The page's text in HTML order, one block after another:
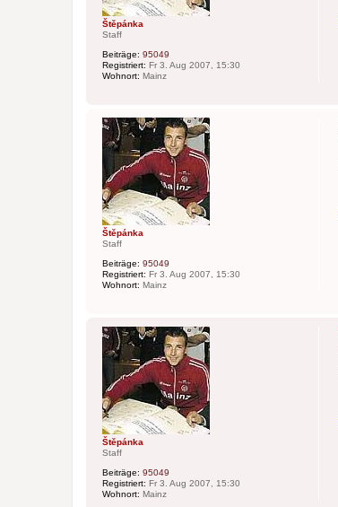
Štěpánka
Staff
Beiträge: 95049
Registriert: Fr 3. Aug 2007, 15:30
Wohnort: Mainz
Štěpánka
Staff
Beiträge: 95049
Registriert: Fr 3. Aug 2007, 15:30
Wohnort: Mainz
Štěpánka
Staff
Beiträge: 95049
Registriert: Fr 3. Aug 2007, 15:30
Wohnort: Mainz